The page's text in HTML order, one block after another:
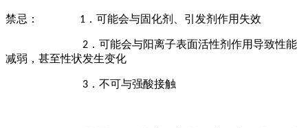
禁忌： 1 ．可能会与固化剂、引发剂作用失效
2 ．可能会与阳离子表面活性剂作用导致性能
减弱，甚至性状发生变化
3 ．不可与强酸接触